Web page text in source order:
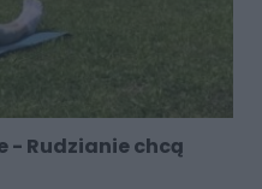
- Rudzianie chcą